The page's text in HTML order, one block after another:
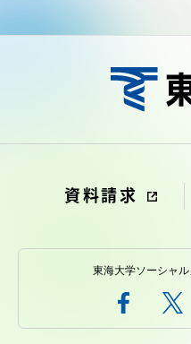
資料請求
東海大学ソーシャ